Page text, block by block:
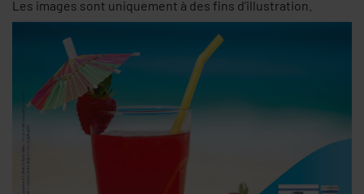
Les images sont uniquement à des fins d’illustration.